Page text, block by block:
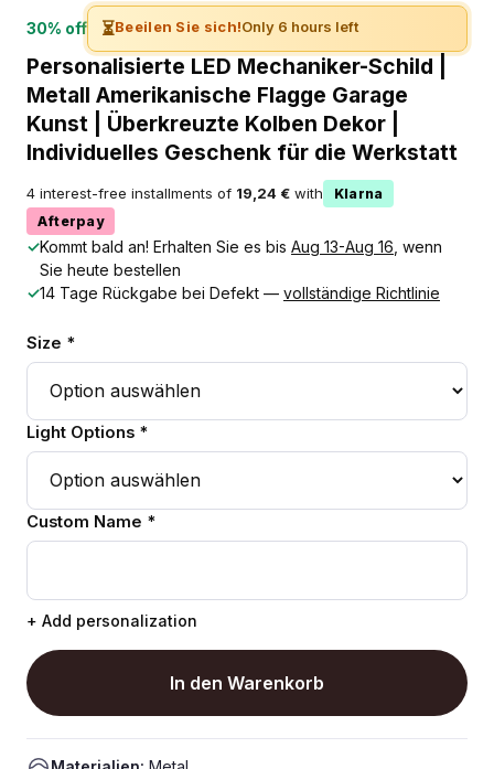
30% off ⏳Beeilen Sie sich!Only 6 hours left
Personalisierte LED Mechaniker-Schild |
Metall Amerikanische Flagge Garage
Kunst | Überkreuzte Kolben Dekor |
Individuelles Geschenk für die Werkstatt
4 interest-free installments of 19,24 € with
Klarna
Afterpay
✓Kommt bald an! Erhalten Sie es bis Aug 13-Aug 16 , wenn
Sie heute bestellen
✓14 Tage Rückgabe bei Defekt — vollständige Richtlinie
Size *
Light Options *
Custom Name *
+ Add personalization
In den Warenkorb